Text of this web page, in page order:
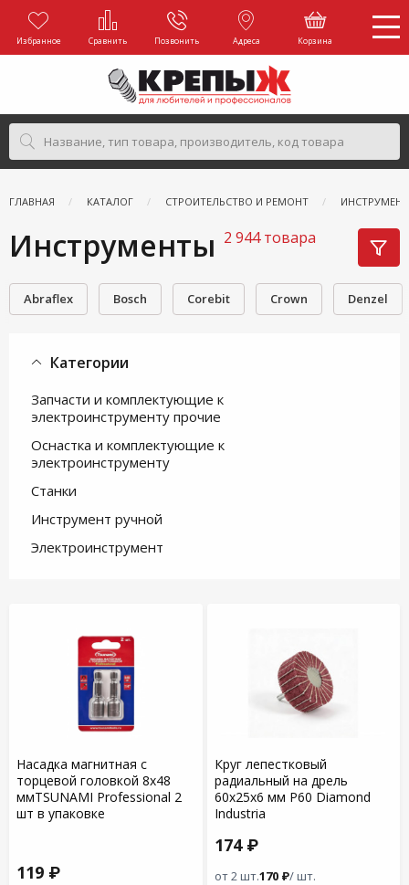
Избранное Сравнить Позвонить Адреса Корзина
ГЛАВНАЯ КАТАЛОГ СТРОИТЕЛЬСТВО И РЕМОНТ
Инструменты 2 944 товара
Abraflex Bosch Corebit Crown Denzel
Категории
Запчасти и комплектующие к
электроинструменту прочие
Оснастка и комплектующие к
электроинструменту
Станки
Инструмент ручной
Электроинструмент
Насадка магнитная с
торцевой головкой 8х48
ммTSUNAMI Professional 2
шт в упаковке
119 ₽
Круг лепестковый
радиальный на дрель
60х25х6 мм P60 Diamond
Industria
174 ₽
от 2 шт.170 ₽/ шт.